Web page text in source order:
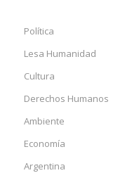
Política
Lesa Humanidad
Cultura
Derechos Humanos
Ambiente
Economía
Argentina